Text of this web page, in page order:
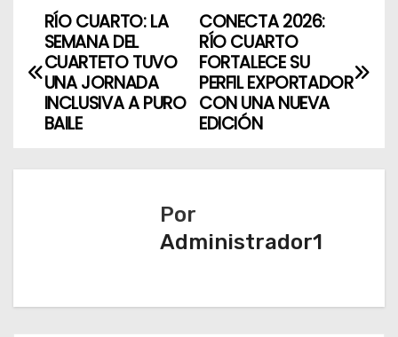
N
a
g
CONECTA 2026:
RÍO CUARTO
FORTALECE SU
PERFIL EXPORTADOR
CON UNA NUEVA
EDICIÓN
RÍO CUARTO: LA
SEMANA DEL
CUARTETO TUVO
UNA JORNADA
INCLUSIVA A PURO
BAILE
Por
Administrador1